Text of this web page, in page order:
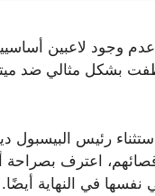
عدم وجود لاعبين
اصطفت بشكل مثالي
رئيس البيسبول
اعترف بصراحة
نفسها في النهاية